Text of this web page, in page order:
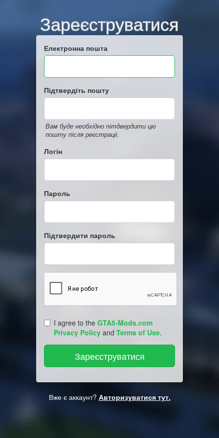
Зареєструватися
Електронна пошта
Підтвердіть пошту
Вам буде необхідно пітдвердити цю
пошту після реєстраціі.
Логін
Пароль
Підтвердити пароль
I agree to the GTA5-Mods.com
Privacy Policy and Terms of Use.
Вже є аккаунт? Авторизуватися тут.